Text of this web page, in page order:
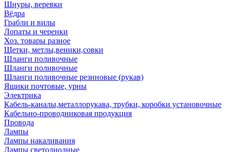
Шнуры, веревки
Вёдра
Грабли и вилы
Лопаты и черенки
Хоз. товары разное
Щетки, метлы,веники,совки
Шланги поливочные
Шланги поливочные
Шланги поливочные резиновые (рукав)
Ящики почтовые, урны
Электрика
Кабель-каналы,металлорукава, трубки, коробки установочные
Кабельно-проводниковая продукция
Провода
Лампы
Лампы накаливания
Лампы светодиодные